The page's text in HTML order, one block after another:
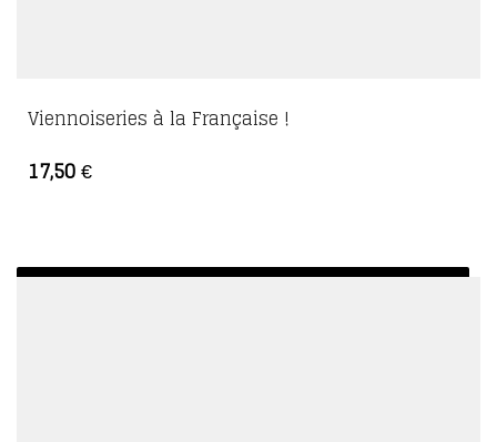
Viennoiseries à la Française !
AJOUTER AU PANIER
17,50 €